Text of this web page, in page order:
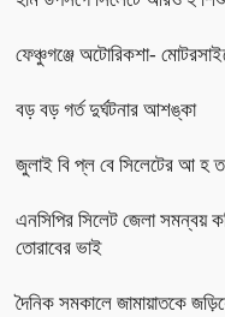
ফেঞ্চুগঞ্জে অটোরিকশা-
বড় বড় গর্ত দুর্ঘটনার আশঙ্কা
জুলাই বি প্ল বে সিলেটের আ হ ত
এনসিপির সিলেট জেলা সমন্বয়
তোরাবের ভাই
দৈনিক সমকালে জামায়াতকে